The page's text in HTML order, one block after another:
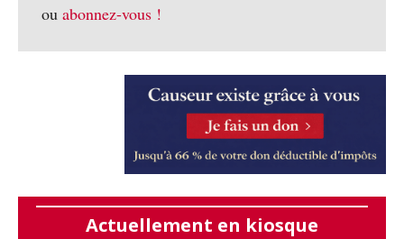
ou abonnez-vous !
Actuellement en kiosque